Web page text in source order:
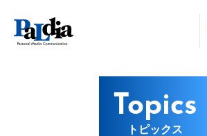
Topics
トピックス